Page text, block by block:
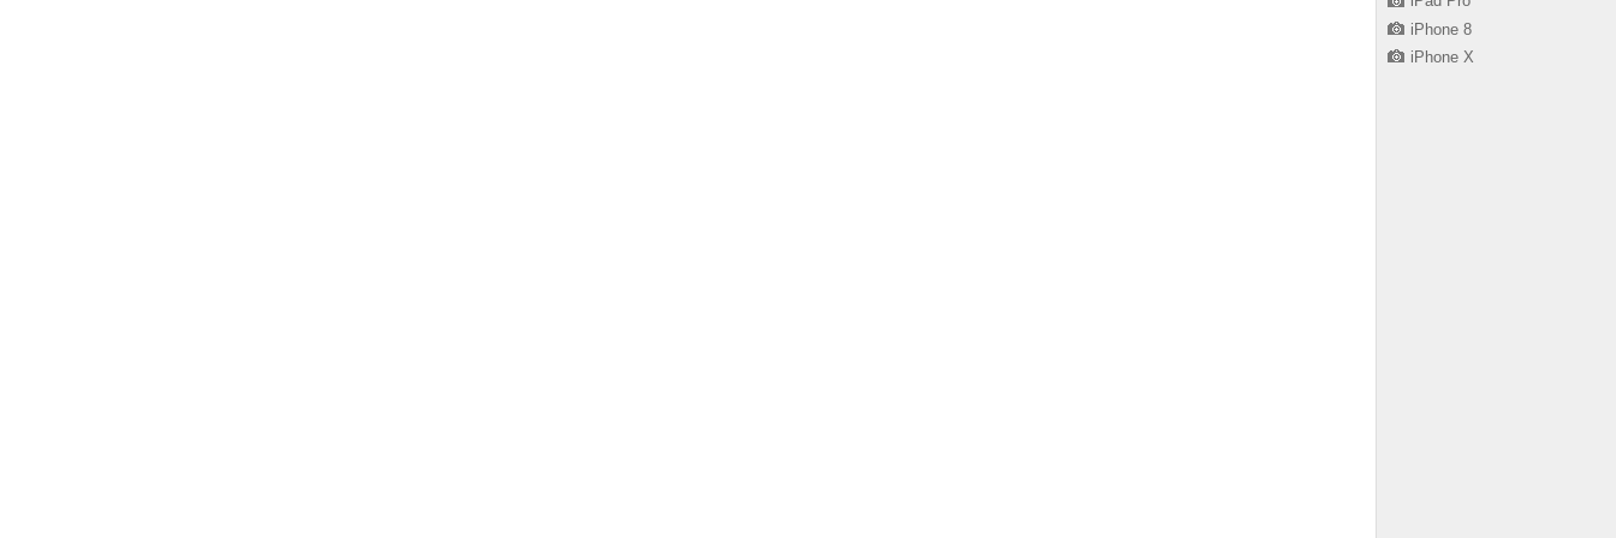
iPhone 8
iPhone X